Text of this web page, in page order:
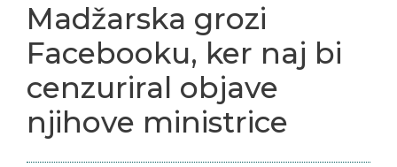
Madžarska grozi
Facebooku, ker naj bi
cenzuriral objave
njihove ministrice